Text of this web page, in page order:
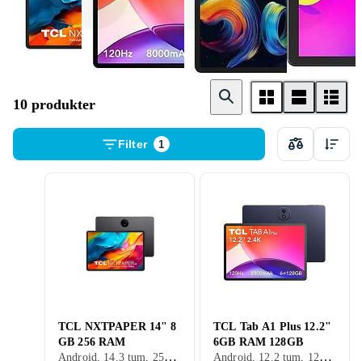
Android 14 Android 16 Android 15
10 produkter
Filter 1
TCL NXTPAPER 14" 8
GB 256 RAM
Android, 14.3 tum, 256 GB, 2024, 8GB
TCL Tab A1 Plus 12.2"
6GB RAM 128GB
Android, 12.2 tum, 128 GB, 2026, 6GB